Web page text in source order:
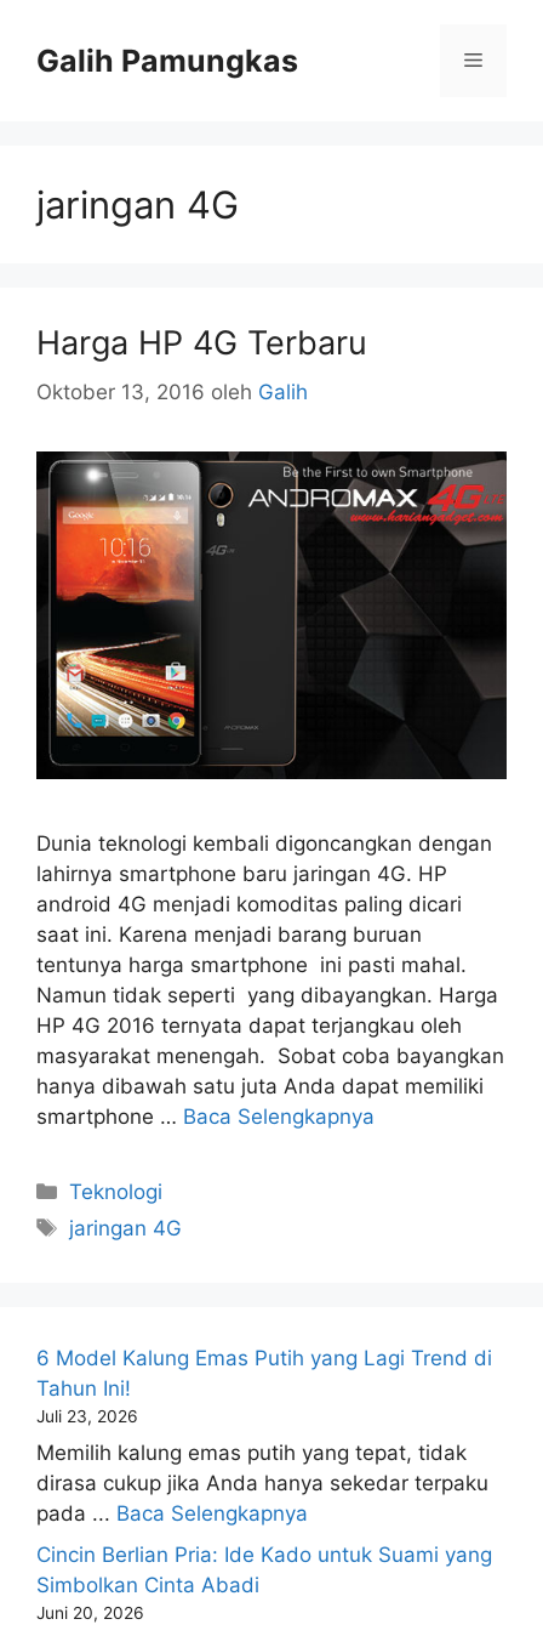
Galih Pamungkas Menu
jaringan 4G
Harga HP 4G Terbaru
Oktober 13, 2016 oleh Galih
Dunia teknologi kembali digoncangkan dengan
lahirnya smartphone baru jaringan 4G. HP
android 4G menjadi komoditas paling dicari
saat ini. Karena menjadi barang buruan
tentunya harga smartphone ini pasti mahal.
Namun tidak seperti yang dibayangkan. Harga
HP 4G 2016 ternyata dapat terjangkau oleh
masyarakat menengah. Sobat coba bayangkan
hanya dibawah satu juta Anda dapat memiliki
smartphone … Baca Selengkapnya
Kategori
Teknologi
Tag
jaringan 4G
6 Model Kalung Emas Putih yang Lagi Trend di
Tahun Ini!
Juli 23, 2026
Memilih kalung emas putih yang tepat, tidak
dirasa cukup jika Anda hanya sekedar terpaku
pada ... Baca Selengkapnya
Cincin Berlian Pria: Ide Kado untuk Suami yang
Simbolkan Cinta Abadi
Juni 20, 2026